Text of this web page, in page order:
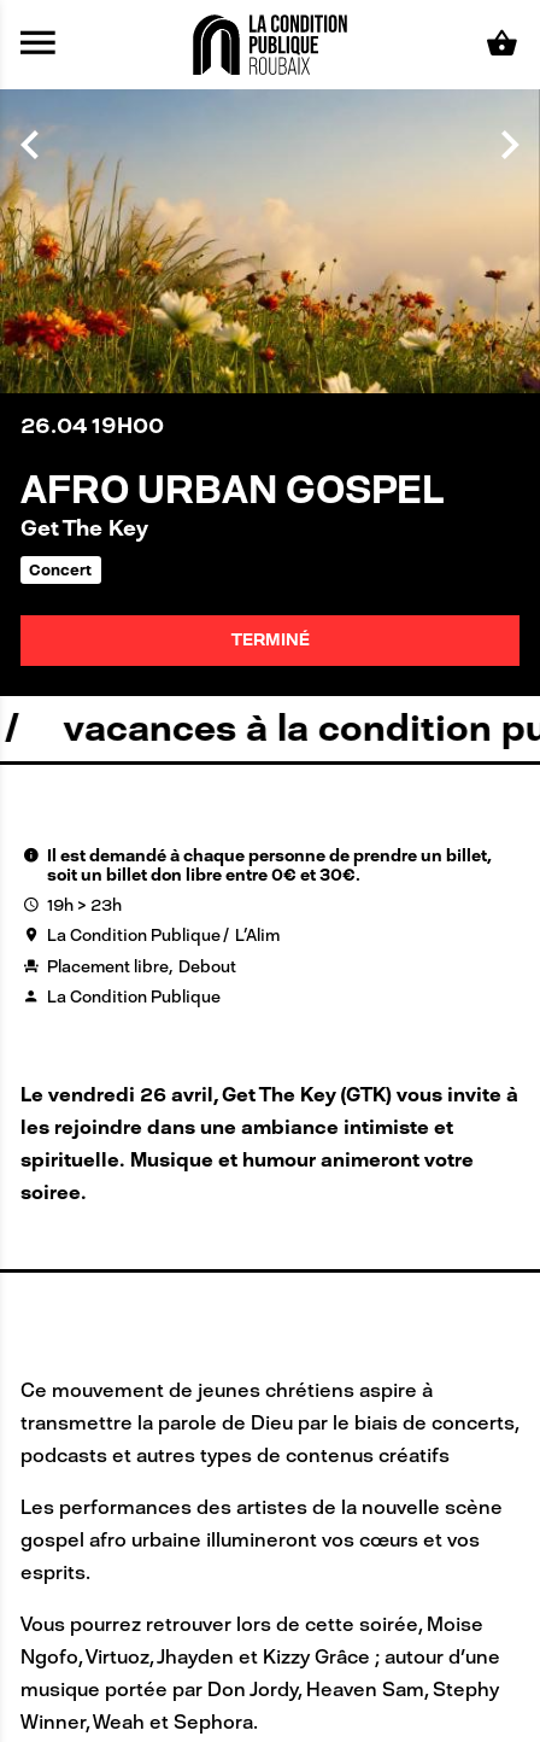
Aller au contenu principal
26.0419H00
AFRO URBAN GOSPEL
Get The Key
Concert
TERMINÉ
vacances à la condition
Il est demandé à chaque personne de prendre un billet,
soit un billet don libre entre 0€ et 30€.
19h > 23h
La Condition Publique
L'Alim
Placement libre Debout
La Condition Publique
Le vendredi 26 avril, Get The Key (GTK) vous invite à
les rejoindre dans une ambiance intimiste et
spirituelle. Musique et humour animeront votre
soiree.
Ce mouvement de jeunes chrétiens aspire à
transmettre la parole de Dieu par le biais de concerts,
podcasts et autres types de contenus créatifs
Les performances des artistes de la nouvelle scène
gospel afro urbaine illumineront vos cœurs et vos
esprits.
Vous pourrez retrouver lors de cette soirée, Moise
Ngofo, Virtuoz, Jhayden et Kizzy Grâce ; autour d'une
musique portée par Don Jordy, Heaven Sam, Stephy
Winner, Weah et Sephora.